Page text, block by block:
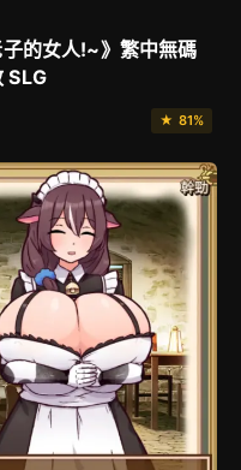
的女人!~》繁中無碼
SLG
★ 81%